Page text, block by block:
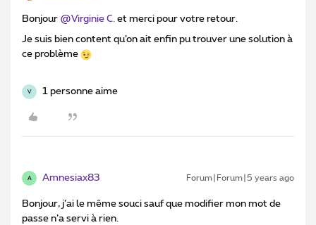
Bonjour @Virginie C. et merci pour votre retour.
Je suis bien content qu’on ait enfin pu trouver une solution à
ce problème
V 1 personne aime
A Amnesiax83 Forum|Forum|5 years ago
Bonjour, j’ai le même souci sauf que modifier mon mot de
passe n’a servi à rien.